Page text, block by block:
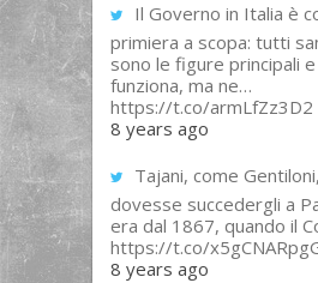
Il Governo in Italia è
primiera a scopa: tutti
sono le figure principali
funziona, ma ne…
https://t.co/armLfZz3D2
8 years ago
Tajani, come
dovesse succedergli a
era dal 1867, quando il
https://t.co/
8 years ago